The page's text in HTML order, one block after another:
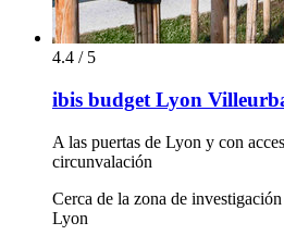
4.4 / 5
ibis budget Lyon
A las puertas de Lyon y con
circunvalación
Cerca de la zona de
Lyon